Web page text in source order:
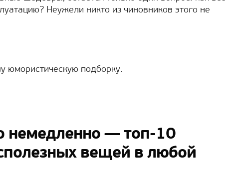
Неужели никто из чиновников этого не
юмористическую подборку.
немедленно — топ-10
вещей в любой